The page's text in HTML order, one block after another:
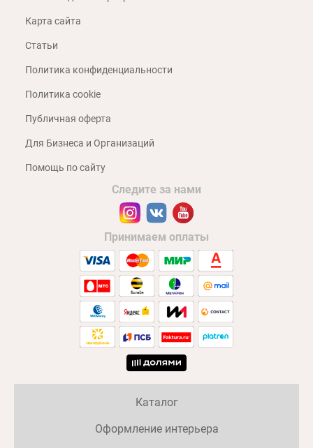
Карта сайта
Статьи
Политика конфиденциальности
Политика cookie
Публичная оферта
Для Бизнеса и Организаций
Помощь по сайту
Следите за нами
Принимаем оплаты
Каталог
Оформление интерьера